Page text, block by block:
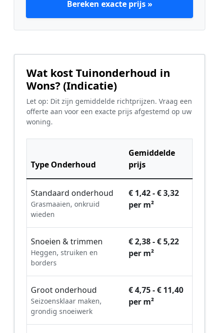
Bereken exacte prijs »
Wat kost Tuinonderhoud in
Wons? (Indicatie)
Let op: Dit zijn gemiddelde richtprijzen. Vraag een
offerte aan voor een exacte prijs afgestemd op uw
woning.
Type Onderhoud
Gemiddelde
prijs
Standaard onderhoud
Grasmaaien, onkruid
wieden
€ 1,42 - € 3,32
per m²
Snoeien & trimmen
Heggen, struiken en
borders
€ 2,38 - € 5,22
per m²
Groot onderhoud
Seizoensklaar maken,
grondig snoeiwerk
€ 4,75 - € 11,40
per m²